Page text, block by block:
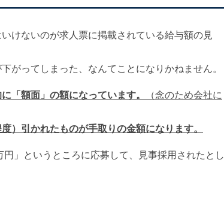
けないのが求人票に掲載されている給与額の見
がってしまった、なんてことになりかねません。
「額面」の額になっています。
（念のため会社に
）引かれたものが手取りの金額になります。
」というところに応募して、見事採用されたとし